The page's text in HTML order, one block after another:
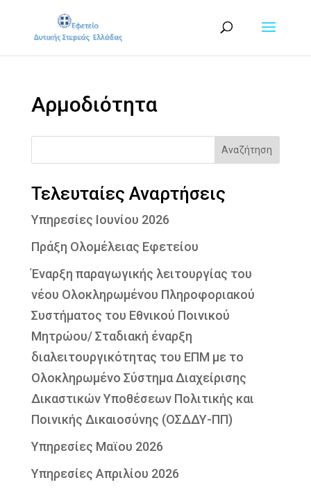
Αρμοδιότητα
Αναζήτηση
Τελευταίες Αναρτήσεις
Υπηρεσίες Ιουνίου 2026
Πράξη Ολομέλειας Εφετείου
Έναρξη παραγωγικής λειτουργίας του
νέου Ολοκληρωμένου Πληροφοριακού
Συστήματος του Εθνικού Ποινικού
Μητρώου/ Σταδιακή έναρξη
διαλειτουργικότητας του ΕΠΜ με το
Ολοκληρωμένο Σύστημα Διαχείρισης
Δικαστικών Υποθέσεων Πολιτικής και
Ποινικής Δικαιοσύνης (ΟΣΔΔΥ-ΠΠ)
Υπηρεσίες Μαϊου 2026
Υπηρεσίες Απριλίου 2026